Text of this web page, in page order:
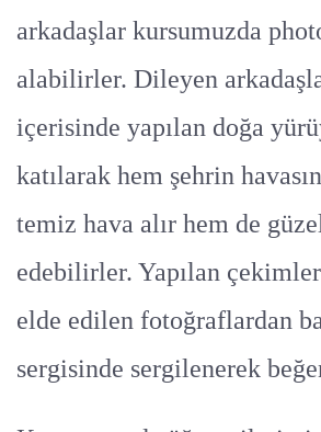
arkadaşlar kursumuzda
alabilirler. Dileyen
içerisinde yapılan doğa
katılarak hem şehrin
temiz hava alır hem de
edebilirler. Yapılan
elde edilen fotoğraflardan
sergisinde sergilenerek